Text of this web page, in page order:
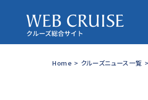
Home > クルーズニュース一覧 >